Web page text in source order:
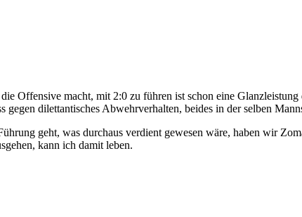
Offensive macht, mit 2:0 zu führen ist schon eine
gegen dilettantisches Abwehrverhalten, beides in der selben
geht, was durchaus verdient gewesen wäre, haben wir
kann ich damit leben.